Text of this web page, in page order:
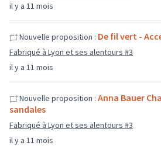
il y a 11 mois
il y a 11 mois
Nouvelle proposition : De fil vert -
Fabriqué à Lyon et ses alentours #3
il y a 11 mois
Nouvelle proposition : Anna Bauer
sandales
Fabriqué à Lyon et ses alentours #3